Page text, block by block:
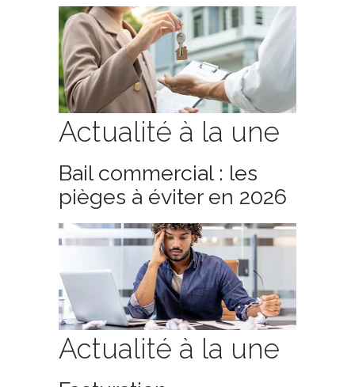
Actualité à la une
Bail commercial : les
pièges à éviter en 2026
Actualité à la une